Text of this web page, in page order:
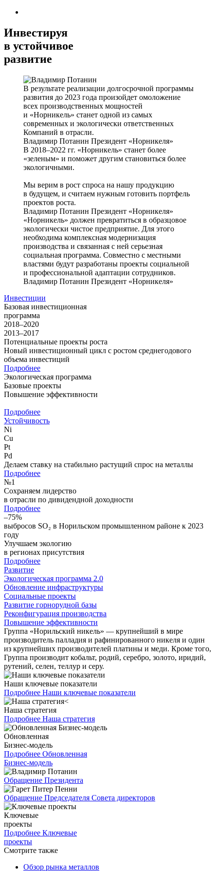
Инвестируя
в устойчивое
развитие
В результате реализации долгосрочной программы
развития до 2023 года произойдет омоложение
всех производственных мощностей
и «Норникель» станет одной из самых
современных и экологически ответственных
Компаний в отрасли.
Владимир Потанин Президент «Норникеля»
В 2018–2022 гг. «Норникель» станет более
«зеленым» и поможет другим становиться более
экологичными.
Мы верим в рост спроса на нашу продукцию
в будущем, и считаем нужным готовить портфель
проектов роста.
Владимир Потанин Президент «Норникеля»
«Норникель» должен превратиться в образцовое
экологически чистое предприятие. Для этого
необходима комплексная модернизация
производства и связанная с ней серьезная
социальная программа. Совместно с местными
властями будут разработаны проекты социальной
и профессиональной адаптации сотрудников.
Владимир Потанин Президент «Норникеля»
Инвестиции
Базовая инвестиционная
программа
2018–2020
2013–2017
Потенциальные проекты роста
Новый инвестиционный цикл с ростом среднегодового
объема инвестиций
Подробнее
Экологическая программа
Базовые проекты
Повышение эффективности
Подробнее
Устойчивость
Ni
Cu
Pt
Pd
Делаем ставку на стабильно растущий спрос на металлы
Подробнее
№1
Сохраняем лидерство
в отрасли по дивидендной доходности
Подробнее
–75%
выбросов SO₂ в Норильском промышленном районе к 2023
году
Улучшаем экологию
в регионах присутствия
Подробнее
Развитие
Экологическая программа 2.0
Обновление инфраструктуры
Социальные проекты
Развитие горнорудной базы
Реконфигурация производства
Повышение эффективности
Группа «Норильский никель» — крупнейший в мире
производитель палладия и рафинированного никеля и один
из крупнейших производителей платины и меди. Кроме того,
Группа производит кобальт, родий, серебро, золото, иридий,
рутений, селен, теллур и серу.
Наши ключевые показатели
Подробнее Наши ключевые показатели
Наша стратегия
Подробнее Наша стратегия
Обновленная
Бизнес-модель
Подробнее Обновленная
Бизнес-модель
Обращение Президента
Обращение Председателя Совета директоров
Ключевые
проекты
Подробнее Ключевые
проекты
Смотрите также
Обзор рынка металлов